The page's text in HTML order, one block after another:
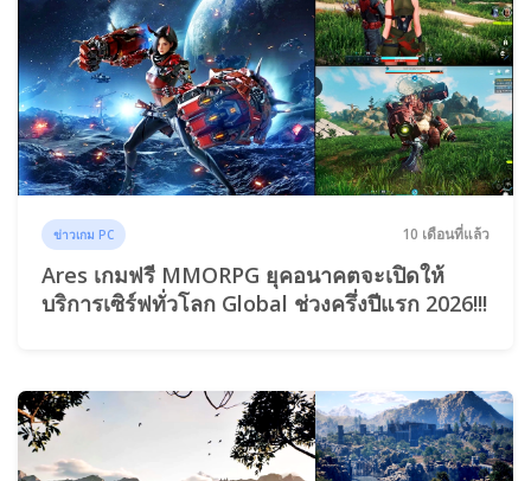
ข่าวเกม PC 10 เดือนที่แล้ว
Ares เกมฟรี MMORPG ยุคอนาคตจะเปิดให้
บริการเซิร์ฟทั่วโลก Global ช่วงครึ่งปีแรก 2026!!!